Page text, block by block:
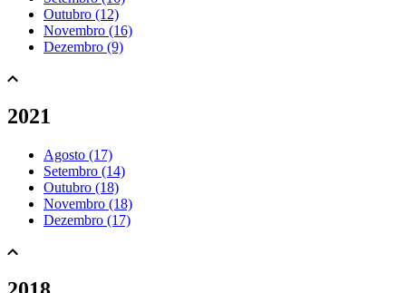
Outubro (12)
Novembro (16)
Dezembro (9)
2021
Agosto (17)
Setembro (14)
Outubro (18)
Novembro (18)
Dezembro (17)